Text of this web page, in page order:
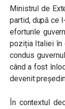
Ministrul de
partid, după ce
eforturile
poziția Italiei în
condus
când a fost
devenit
În contextul